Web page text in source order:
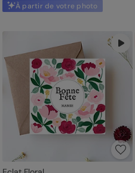
À partir de votre photo